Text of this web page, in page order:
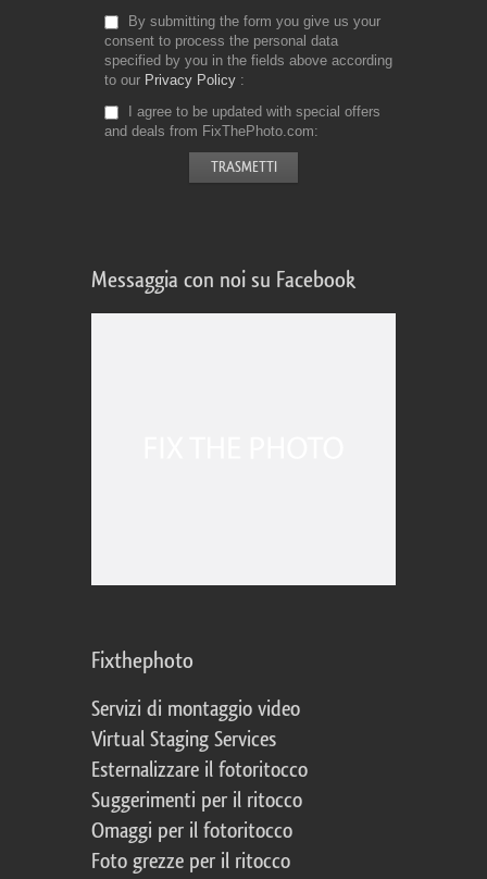
By submitting the form you give us your
consent to process the personal data
specified by you in the fields above according
to our Privacy Policy
I agree to be updated with special offers
and deals from FixThePhoto.com
Messaggia con noi su Facebook
Fixthephoto
Servizi di montaggio video
Virtual Staging Services
Esternalizzare il fotoritocco
Suggerimenti per il ritocco
Omaggi per il fotoritocco
Foto grezze per il ritocco